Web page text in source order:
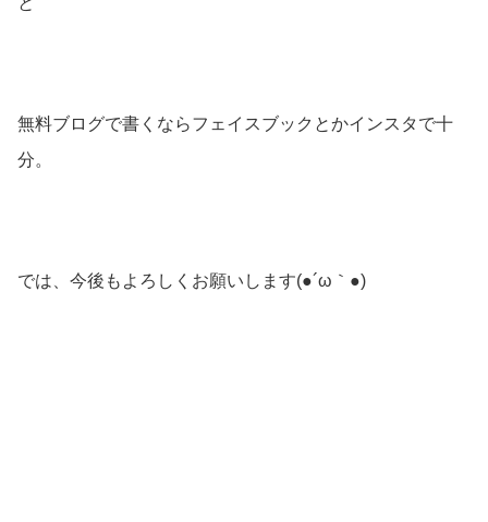
無料ブログで書くならフェイスブックとかインスタで十
分。
では、今後もよろしくお願いします(●´ω｀●)